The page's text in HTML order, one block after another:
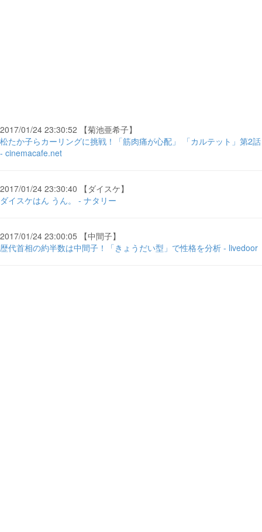
2017/01/24 23:30:52 【菊池亜希子】
松たか子らカーリングに挑戦！「筋肉痛が心配」 「カルテット」第2話
- cinemacafe.net
2017/01/24 23:30:40 【ダイスケ】
ダイスケはん うん。 - ナタリー
2017/01/24 23:00:05 【中間子】
歴代首相の約半数は中間子！「きょうだい型」で性格を分析 - livedoor